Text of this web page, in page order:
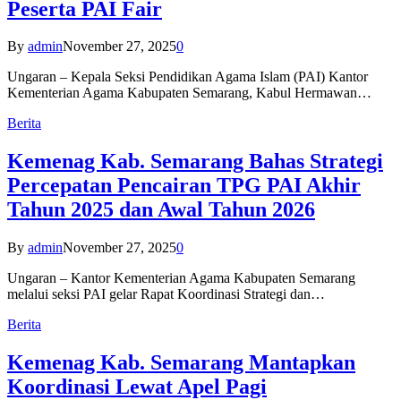
Peserta PAI Fair
By adminNovember 27, 20250
Ungaran – Kepala Seksi Pendidikan Agama Islam (PAI) Kantor
Kementerian Agama Kabupaten Semarang, Kabul Hermawan…
Berita
Kemenag Kab. Semarang Bahas Strategi
Percepatan Pencairan TPG PAI Akhir
Tahun 2025 dan Awal Tahun 2026
By adminNovember 27, 20250
Ungaran – Kantor Kementerian Agama Kabupaten Semarang
melalui seksi PAI gelar Rapat Koordinasi Strategi dan…
Berita
Kemenag Kab. Semarang Mantapkan
Koordinasi Lewat Apel Pagi